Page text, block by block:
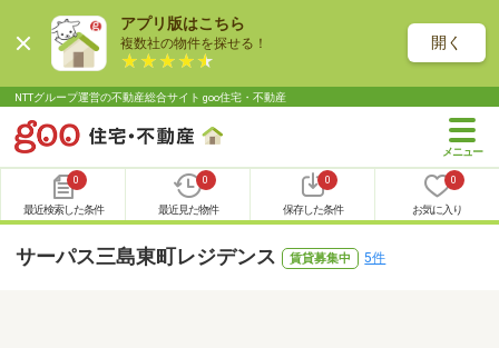
アプリ版はこちら
複数社の物件を探せる！ 開く
NTTグループ運営の不動産総合サイト goo住宅・不動産
0
最近検索した条件
0
最近見た物件
0
保存した条件
0
お気に入り
サーパス三島東町レジデンス 賃貸募集中 5件